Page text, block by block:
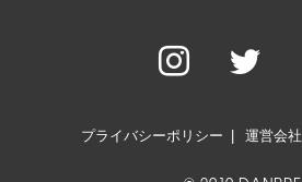
プライバシーポリシー 運営会社